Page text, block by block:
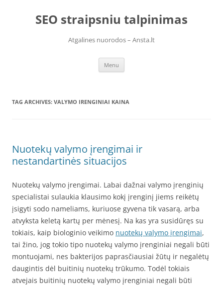
contentSEO straipsniu talpinimas
Atgalines nuorodos – Ansta.lt
Menu
TAG ARCHIVES: VALYMO IRENGINIAI KAINA
Nuotekų valymo įrengimai ir
nestandartinės situacijos
Nuotekų valymo įrengimai. Labai dažnai valymo įrenginių
specialistai sulaukia klausimo kokį įrenginį jiems reikėtų
įsigyti sodo nameliams, kuriuose gyvena tik vasarą, arba
atvyksta keletą kartų per mėnesį. Na kas yra susidūręs su
tokiais, kaip biologinio veikimo nuotekų valymo įrengimai,
tai žino, jog tokio tipo nuotekų valymo įrenginiai negali būti
montuojami, nes bakterijos paprasčiausiai žūtų ir negalėtų
daugintis dėl buitinių nuotekų trūkumo. Todėl tokiais
atvejais buitinių nuotekų valymo įrenginiai negali būti